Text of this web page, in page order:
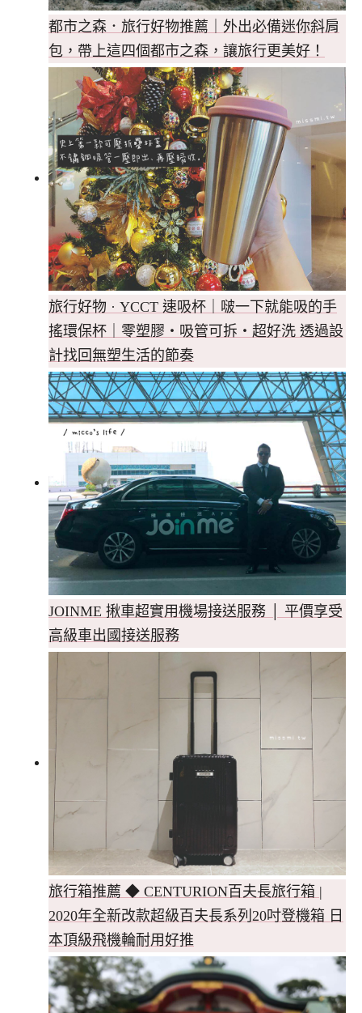
都市之森．旅行好物推薦｜外出必備迷你斜肩
包，帶上這四個都市之森，讓旅行更美好！
旅行好物 · YCCT 速吸杯｜啵一下就能吸的手
搖環保杯｜零塑膠・吸管可拆・超好洗 透過設
計找回無塑生活的節奏
JOINME 揪車超實用機場接送服務 │ 平價享受
高級車出國接送服務
旅行箱推薦 ◆ CENTURION百夫長旅行箱 |
2020年全新改款超級百夫長系列20吋登機箱 日
本頂級飛機輪耐用好推